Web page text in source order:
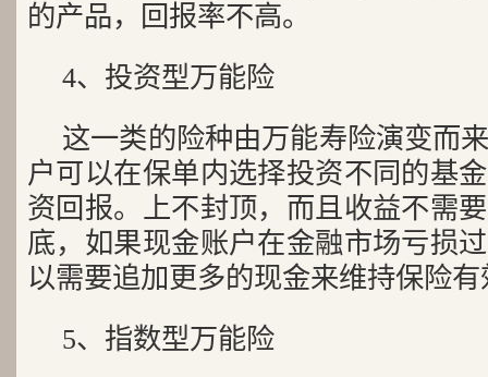
的产品，回报率不高。
4、投资型万能险
这一类的险种由万能寿险演变而
户可以在保单内选择投资不同的基
资回报。上不封顶，而且收益不需
底，如果现金账户在金融市场亏损
以需要追加更多的现金来维持保险
5、指数型万能险